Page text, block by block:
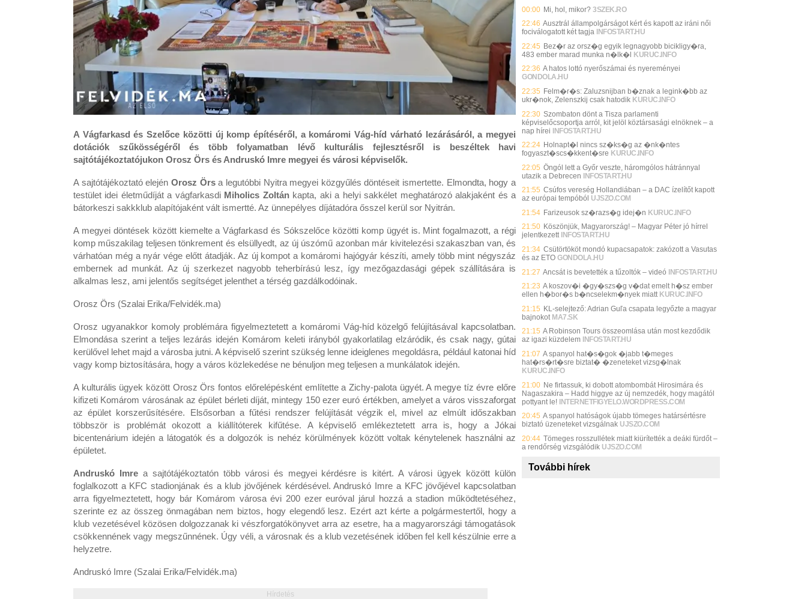
A Vágfarkasd és Szelőce közötti új komp építéséről, a komáromi Vág-híd várható lezárásáról, a megyei
dotációk szűkösségéről és több folyamatban lévő kulturális fejlesztésről is beszéltek havi
sajtótájékoztatójukon Orosz Örs és Andruskó Imre megyei és városi képviselők.
A sajtótájékoztató elején Orosz Örsa legutóbbi Nyitra megyei közgyűlés döntéseit ismertette. Elmondta, hogy a
testület idei életműdíját a vágfarkasdi Miholics Zoltánkapta, aki a helyi sakkélet meghatározó alakjaként és a
bátorkeszi sakkklub alapítójaként vált ismertté. Az ünnepélyes díjátadóra ősszel kerül sor Nyitrán.
A megyei döntések között kiemelte a Vágfarkasd és Sókszelőce közötti komp ügyét is. Mint fogalmazott, a régi
komp műszakilag teljesen tönkrement és elsüllyedt, az új úszómű azonban már kivitelezési szakaszban van, és
várhatóan még a nyár vége előtt átadják. Az új kompot a komáromi hajógyár készíti, amely több mint négyszáz
embernek ad munkát. Az új szerkezet nagyobb teherbírású lesz, így mezőgazdasági gépek szállítására is
alkalmas lesz, ami jelentős segítséget jelenthet a térség gazdálkodóinak.
Orosz Örs (Szalai Erika/Felvidék.ma)
Orosz ugyanakkor komoly problémára figyelmeztetett a komáromi Vág-híd közelgő felújításával kapcsolatban.
Elmondása szerint a teljes lezárás idején Komárom keleti irányból gyakorlatilag elzáródik, és csak nagy, gútai
kerülővel lehet majd a városba jutni. A képviselő szerint szükség lenne ideiglenes megoldásra, például katonai híd
vagy komp biztosítására, hogy a város közlekedése ne bénuljon meg teljesen a munkálatok idején.
A kulturális ügyek között Orosz Örs fontos előrelépésként említette a Zichy-palota ügyét. A megye tíz évre előre
kifizeti Komárom városának az épület bérleti díját, mintegy 150 ezer euró értékben, amelyet a város visszaforgat
az épület korszerűsítésére. Elsősorban a fűtési rendszer felújítását végzik el, mivel az elmúlt időszakban
többször is problémát okozott a kiállítóterek kifűtése. A képviselő emlékeztetett arra is, hogy a Jókai
bicentenárium idején a látogatók és a dolgozók is nehéz körülmények között voltak kénytelenek használni az
épületet.
Andruskó Imrea sajtótájékoztatón több városi és megyei kérdésre is kitért. A városi ügyek között külön
foglalkozott a KFC stadionjának és a klub jövőjének kérdésével. Andruskó Imre a KFC jövőjével kapcsolatban
arra figyelmeztetett, hogy bár Komárom városa évi 200 ezer euróval járul hozzá a stadion működtetéséhez,
szerinte ez az összeg önmagában nem biztos, hogy elegendő lesz. Ezért azt kérte a polgármestertől, hogy a
klub vezetésével közösen dolgozzanak ki vészforgatókönyvet arra az esetre, ha a magyarországi támogatások
csökkennének vagy megszűnnének. Úgy véli, a városnak és a klub vezetésének időben fel kell készülnie erre a
helyzetre.
Andruskó Imre (Szalai Erika/Felvidék.ma)
Hírdetés
00:00 Mi, hol, mikor? 3SZEK.RO
22:46 Ausztrál állampolgárságot kért és kapott az iráni női
fociválogatott két tagja INFOSTART.HU
22:45 Bez�r az orsz�g egyik legnagyobb bicikligy�ra,
483 ember marad munka n�lk�l KURUC.INFO
22:36 A hatos lottó nyerőszámai és nyereményei
GONDOLA.HU
22:35 Felm�r�s: Zaluzsnijban b�znak a legink�bb az
ukr�nok, Zelenszkij csak hatodik KURUC.INFO
22:30 Szombaton dönt a Tisza parlamenti
képviselőcsoportja arról, kit jelöl köztársasági elnöknek – a
nap hírei INFOSTART.HU
22:24 Holnapt�l nincs sz�ks�g az �nk�ntes
fogyaszt�scs�kkent�sre KURUC.INFO
22:05 Öngól lett a Győr veszte, háromgólos hátránnyal
utazik a Debrecen INFOSTART.HU
21:55 Csúfos vereség Hollandiában – a DAC ízelítőt kapott
az európai tempóból UJSZO.COM
21:54 Farizeusok sz�razs�g idej�n KURUC.INFO
21:50 Köszönjük, Magyarország! – Magyar Péter jó hírrel
jelentkezett INFOSTART.HU
21:34 Csütörtököt mondó kupacsapatok: zakózott a Vasutas
és az ETO GONDOLA.HU
21:27 Ancsát is bevetették a tűzoltók – videó INFOSTART.HU
21:23 A koszov�i �gy�szs�g v�dat emelt h�sz ember
ellen h�bor�s b�ncselekm�nyek miatt KURUC.INFO
21:15 KL-selejtező: Adrian Guľa csapata legyőzte a magyar
bajnokot MA7.SK
21:15 A Robinson Tours összeomlása után most kezdődik
az igazi küzdelem INFOSTART.HU
21:07 A spanyol hat�s�gok �jabb t�meges
hat�rs�rt�sre biztat� �zeneteket vizsg�lnak
KURUC.INFO
21:00 Ne firtassuk, ki dobott atombombát Hirosimára és
Nagaszakira – Hadd higgye az új nemzedék, hogy magától
pottyant le! INTERNETFIGYELO.WORDPRESS.COM
20:45 A spanyol hatóságok újabb tömeges határsértésre
biztató üzeneteket vizsgálnak UJSZO.COM
20:44 Tömeges rosszullétek miatt kiürítették a deáki fürdőt –
a rendőrség vizsgálódik UJSZO.COM
További hírek